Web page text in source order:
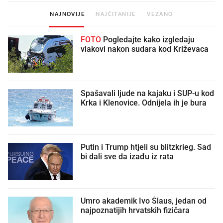
NAJNOVIJE NAJČITANIJE VEZANO
FOTO
vlakovi nakon sudara kod Križevaca
Spašavali ljude na kajaku i SUP-u kod
Krka i Klenovice. Odnijela ih je bura
Putin i Trump htjeli su blitzkrieg. Sad
bi dali sve da izađu iz rata
Umro akademik Ivo Šlaus, jedan od
najpoznatijih hrvatskih fizičara